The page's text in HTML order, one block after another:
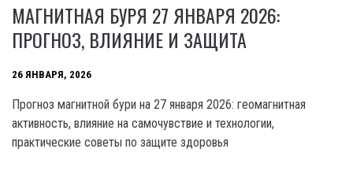
МАГНИТНАЯ БУРЯ 27 ЯНВАРЯ 2026:
ПРОГНОЗ, ВЛИЯНИЕ И ЗАЩИТА
26 ЯНВАРЯ, 2026
Прогноз магнитной бури на 27 января 2026: геомагнитная
активность, влияние на самочувствие и технологии,
практические советы по защите здоровья